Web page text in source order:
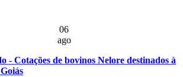
06
ago
- Cotações de bovinos Nelore destinados à